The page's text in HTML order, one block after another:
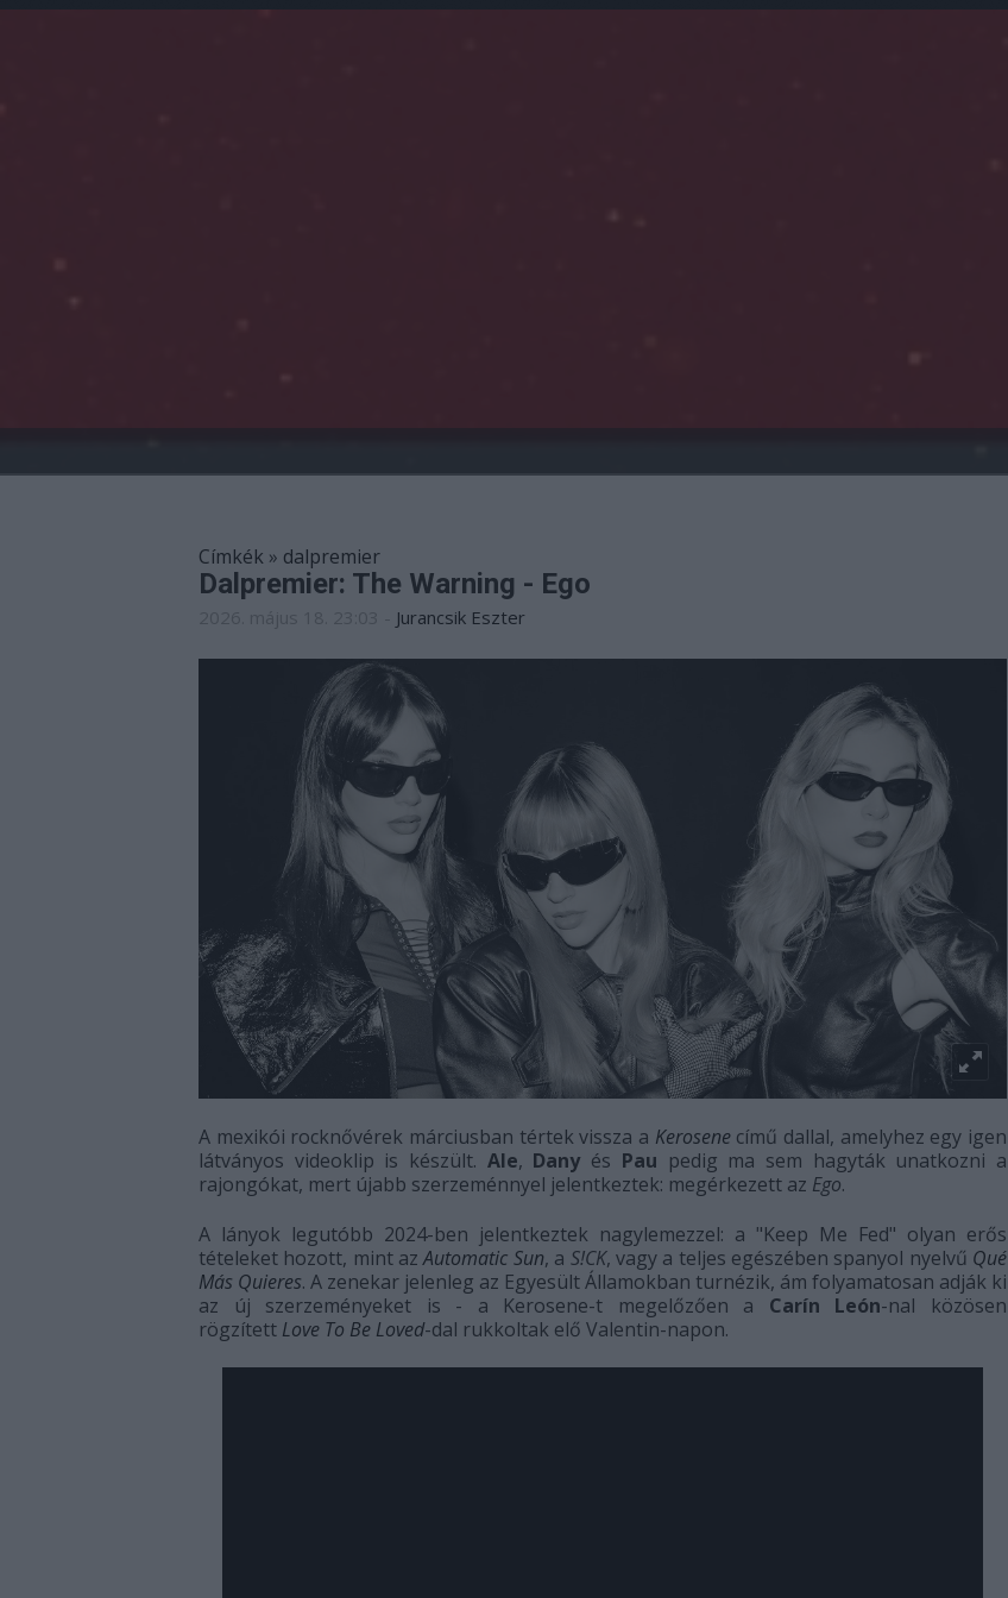
Címkék » dalpremier
Dalpremier: The Warning - Ego
Jurancsik Eszter
A mexikói rocknővérek márciusban tértek vissza a Kerosene című dallal, amelyhez egy igen
látványos videoklip is készült. Ale, Dany és Pau pedig ma sem hagyták unatkozni a
rajongókat, mert újabb szerzeménnyel jelentkeztek: megérkezett az Ego.
A lányok legutóbb 2024-ben jelentkeztek nagylemezzel: a "Keep Me Fed" olyan erős
tételeket hozott, mint azAutomatic Sun, a S!CK, vagy a teljes egészében spanyol nyelvű Qué
Más Quieres. A zenekar jelenleg az Egyesült Államokban turnézik, ám folyamatosan adják ki
az új szerzeményeket is - a Kerosene-t megelőzően a Carín León-nal közösen
rögzített Love To Be Loved-dal rukkoltak elő Valentin-napon.